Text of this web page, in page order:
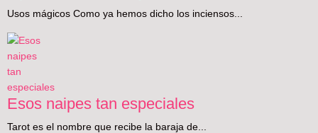
Usos mágicos Como ya hemos dicho los inciensos...
Esos naipes tan especiales
Tarot es el nombre que recibe la baraja de...